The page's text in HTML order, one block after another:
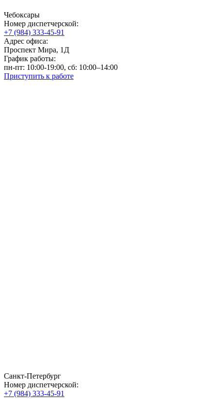
Чебоксары
Номер диспетчерской:
+7 (984) 333-45-91
Адрес офиса:
Проспект Мира, 1Д
График работы:
пн-пт: 10:00-19:00, сб: 10:00–14:00
Приступить к работе
Санкт-Петербург
Номер диспетчерской:
+7 (984) 333-45-91